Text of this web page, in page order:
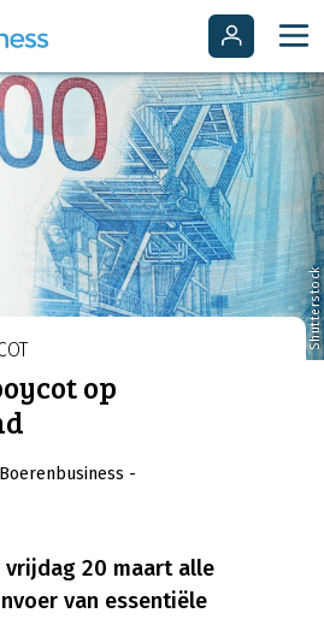
Shutterstock
op
-
vrijdag 20 maart alle
van essentiële